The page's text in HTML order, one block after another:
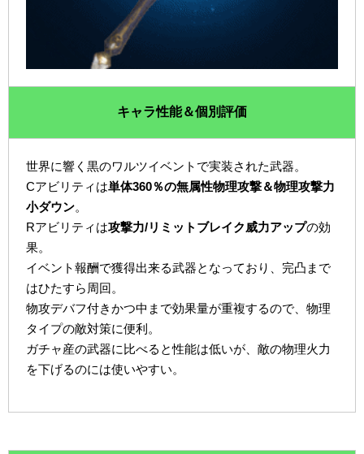
キャラ性能＆個別評価
世界に響く黒のワルツイベントで実装された武器。
Cアビリティは単体360％の無属性物理攻撃＆物理攻撃力
小ダウン。
Rアビリティは攻撃力/リミットブレイク威力アップの効
果。
イベント報酬で獲得出来る武器となっており、完凸まで
はひたすら周回。
物攻デバフ付きかつ中まで効果量が重複するので、物理
タイプの敵対策に便利。
ガチャ産の武器に比べると性能は低いが、敵の物理火力
を下げるのには使いやすい。